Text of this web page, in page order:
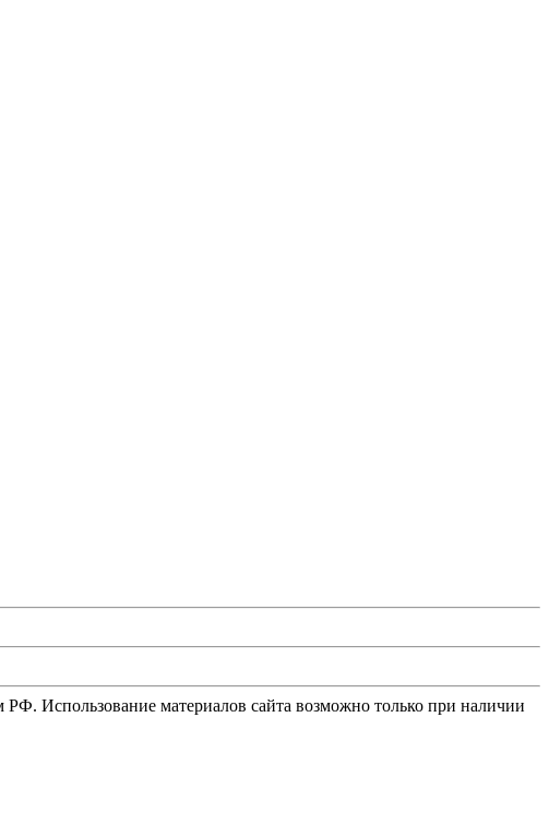
Использование материалов сайта возможно только при наличии